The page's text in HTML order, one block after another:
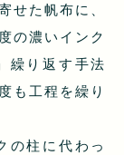
せた帆布に、
の濃いインク
繰り返す手法
も工程を繰り
の柱に代わっ